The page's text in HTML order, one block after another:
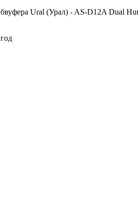
Ural (Урал) - AS-D12A Dual